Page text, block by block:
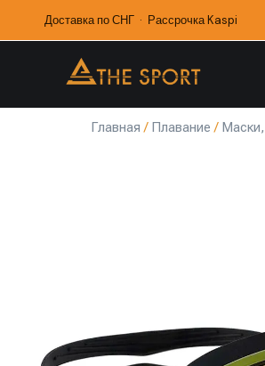
Доставка по СНГ · Рассрочка Kaspi
Главная / Плавание /